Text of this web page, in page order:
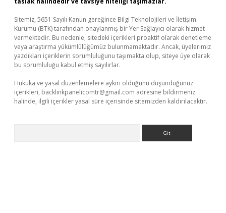
Sitemiz, 5651 Sayılı Kanun gereğince Bilgi Teknolojileri ve İletişim
Kurumu (BTK) tarafından onaylanmış bir Yer Sağlayıcı olarak hizmet
vermektedir. Bu nedenle, sitedeki içerikleri proaktif olarak denetleme
veya araştırma yükümlülüğümüz bulunmamaktadır. Ancak, üyelerimiz
yazdıkları içeriklerin sorumluluğunu taşımakta olup, siteye üye olarak
bu sorumluluğu kabul etmiş sayılırlar.
Hukuka ve yasal düzenlemelere aykırı olduğunu düşündüğünüz
içerikleri, backlinkpanelicomtr@gmail.com adresine bildirmeniz
halinde, ilgili içerikler yasal süre içerisinde sitemizden kaldırılacaktır.